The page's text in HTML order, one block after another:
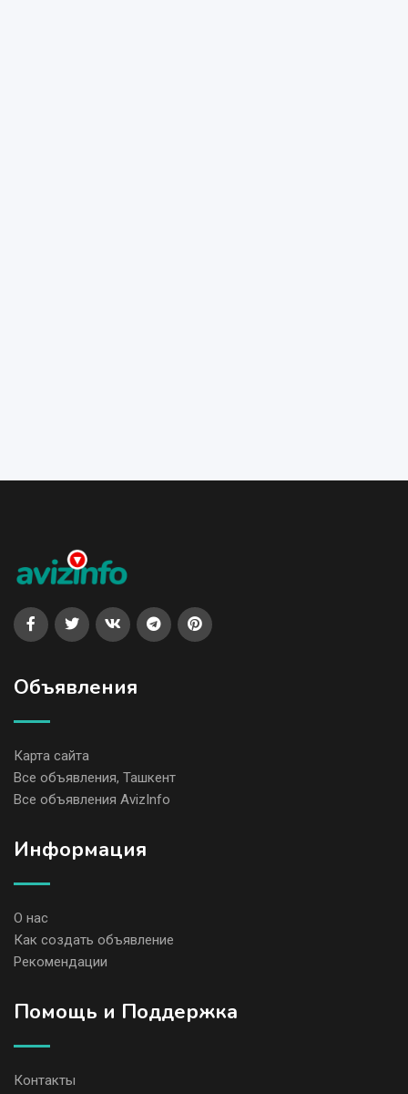
Объявления
Карта сайта
Все объявления, Ташкент
Все объявления AvizInfo
Информация
О нас
Как создать объявление
Рекомендации
Помощь и Поддержка
Контакты